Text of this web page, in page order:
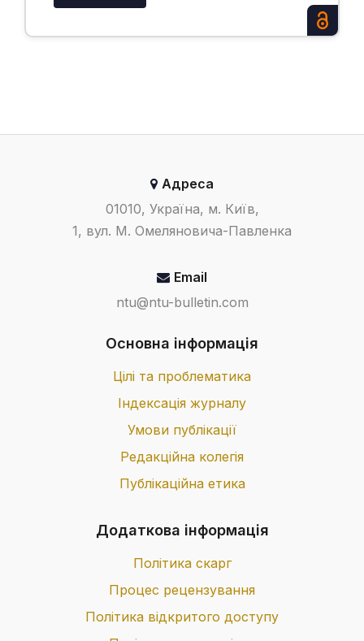
Адреса
01010, Україна, м. Київ,
1, вул. М. Омеляновича-Павленка
Email
ntu@ntu-bulletin.com
Основна інформація
Цілі та проблематика
Індексація журналу
Умови публікації
Редакційна колегія
Публікаційна етика
Додаткова інформація
Політика скарг
Процес рецензування
Політика відкритого доступу